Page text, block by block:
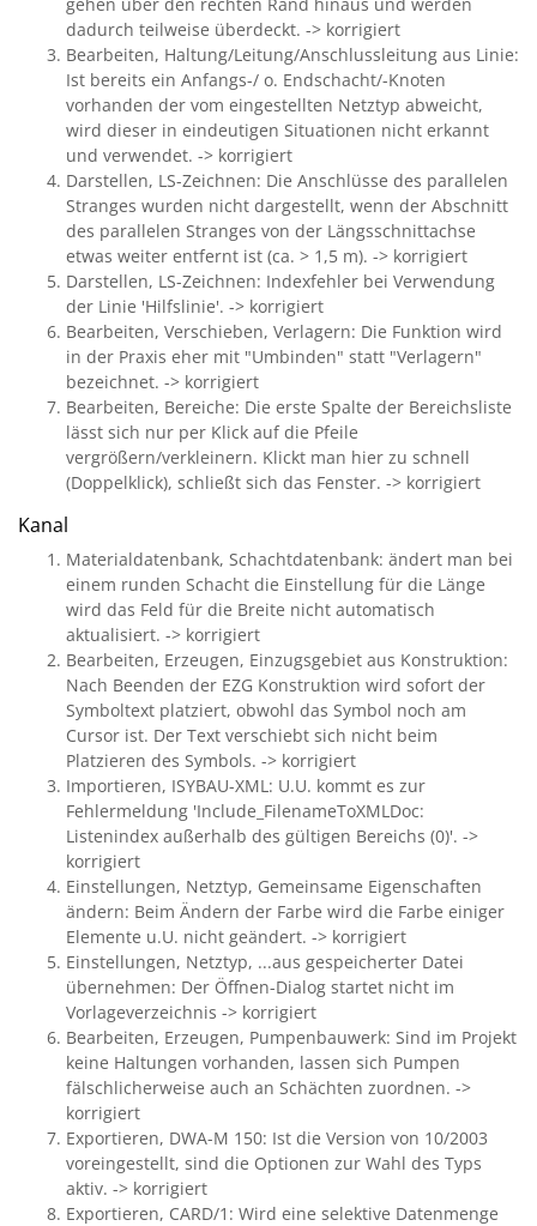
dadurch teilweise überdeckt. -> korrigiert
Bearbeiten, Haltung/Leitung/Anschlussleitung aus Linie:
Ist bereits ein Anfangs-/ o. Endschacht/-Knoten
vorhanden der vom eingestellten Netztyp abweicht,
wird dieser in eindeutigen Situationen nicht erkannt
und verwendet. -> korrigiert
Darstellen, LS-Zeichnen: Die Anschlüsse des parallelen
Stranges wurden nicht dargestellt, wenn der Abschnitt
des parallelen Stranges von der Längsschnittachse
etwas weiter entfernt ist (ca. > 1,5 m). -> korrigiert
Darstellen, LS-Zeichnen: Indexfehler bei Verwendung
der Linie 'Hilfslinie'. -> korrigiert
Bearbeiten, Verschieben, Verlagern: Die Funktion wird
in der Praxis eher mit "Umbinden" statt "Verlagern"
bezeichnet. -> korrigiert
Bearbeiten, Bereiche: Die erste Spalte der Bereichsliste
lässt sich nur per Klick auf die Pfeile
vergrößern/verkleinern. Klickt man hier zu schnell
(Doppelklick), schließt sich das Fenster. -> korrigiert
Kanal
Materialdatenbank, Schachtdatenbank: ändert man bei
einem runden Schacht die Einstellung für die Länge
wird das Feld für die Breite nicht automatisch
aktualisiert. -> korrigiert
Bearbeiten, Erzeugen, Einzugsgebiet aus Konstruktion:
Nach Beenden der EZG Konstruktion wird sofort der
Symboltext platziert, obwohl das Symbol noch am
Cursor ist. Der Text verschiebt sich nicht beim
Platzieren des Symbols. -> korrigiert
Importieren, ISYBAU-XML: U.U. kommt es zur
Fehlermeldung 'Include_FilenameToXMLDoc:
Listenindex außerhalb des gültigen Bereichs (0)'. ->
korrigiert
Einstellungen, Netztyp, Gemeinsame Eigenschaften
ändern: Beim Ändern der Farbe wird die Farbe einiger
Elemente u.U. nicht geändert. -> korrigiert
Einstellungen, Netztyp, ...aus gespeicherter Datei
übernehmen: Der Öffnen-Dialog startet nicht im
Vorlageverzeichnis -> korrigiert
Bearbeiten, Erzeugen, Pumpenbauwerk: Sind im Projekt
keine Haltungen vorhanden, lassen sich Pumpen
fälschlicherweise auch an Schächten zuordnen. ->
korrigiert
Exportieren, DWA-M 150: Ist die Version von 10/2003
voreingestellt, sind die Optionen zur Wahl des Typs
aktiv. -> korrigiert
Exportieren, CARD/1: Wird eine selektive Datenmenge